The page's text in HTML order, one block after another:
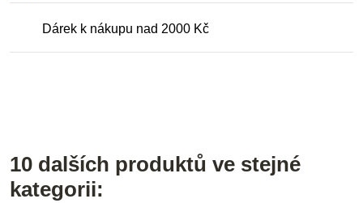
Dárek k nákupu nad 2000 Kč
10 dalších produktů ve stejné
kategorii: